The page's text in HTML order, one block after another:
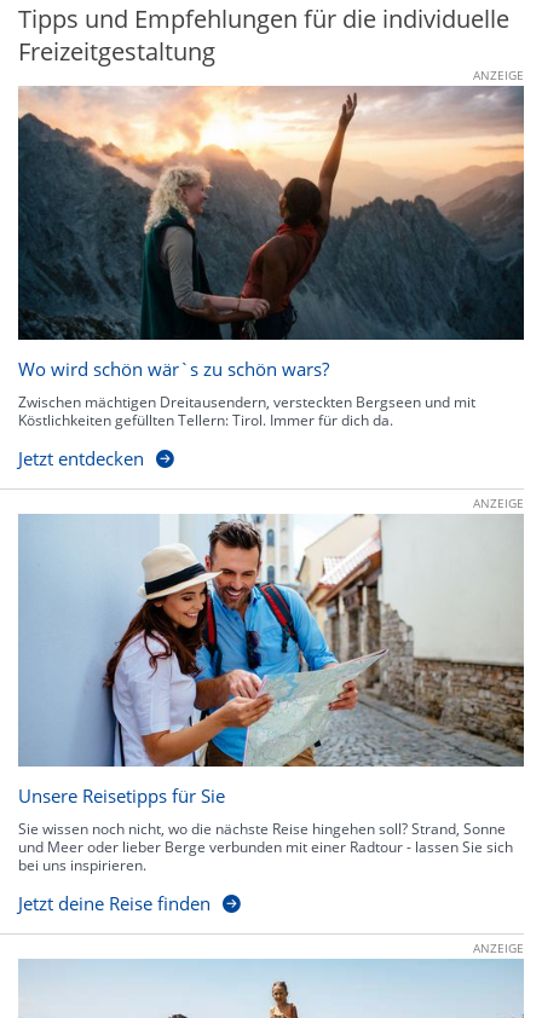
Tipps und Empfehlungen für die individuelle
Freizeitgestaltung
ANZEIGE
Wo wird schön wär`s zu schön wars?
Zwischen mächtigen Dreitausendern, versteckten Bergseen und mit
Köstlichkeiten gefüllten Tellern: Tirol. Immer für dich da.
Jetzt entdecken
ANZEIGE
Unsere Reisetipps für Sie
Sie wissen noch nicht, wo die nächste Reise hingehen soll? Strand, Sonne
und Meer oder lieber Berge verbunden mit einer Radtour - lassen Sie sich
bei uns inspirieren.
Jetzt deine Reise finden
ANZEIGE